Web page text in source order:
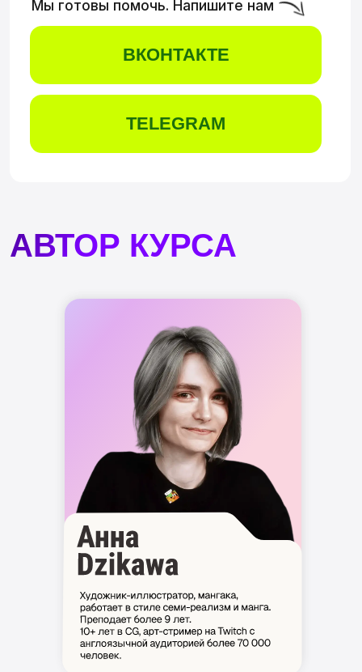
ОБУЧЕНИЯ
Работа с тоном, цветом и освещением
подхода к стилизации
80+часов практики
часов лекций